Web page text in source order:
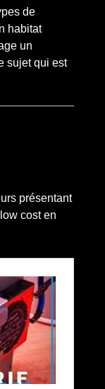
de
habitat
un
sujet qui est
présentant
cost en